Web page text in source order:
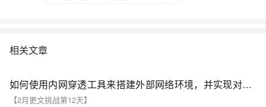
相关文章
如何使用内网穿透工具来搭建外部网络环境，并实现对Spring Boot服务端接口的HTTP监听和调试
【2月更文挑战第12天】